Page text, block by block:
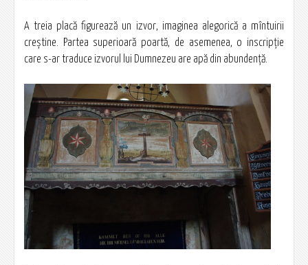
A treia placă figurează un izvor, imaginea alegorică a mîntuirii
creştine. Partea superioară poartă, de asemenea, o inscripţie
care s-ar traduce izvorul lui Dumnezeu are apă din abundenţă.